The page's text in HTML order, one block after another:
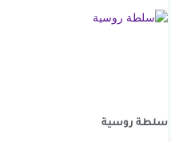
سلطة روسية